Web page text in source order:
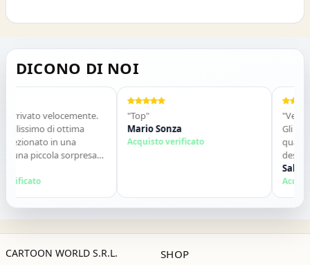
DICONO DI NOI
velocemente.
di ottima
in una
piccola sorpresa
Grazie ,alla
"Top"
Mario Sonza
Acquisto verificato
Gli articoli
qualche
contatti.
Salvatore
Acquisto
CARTOON WORLD S.R.L. SHOP